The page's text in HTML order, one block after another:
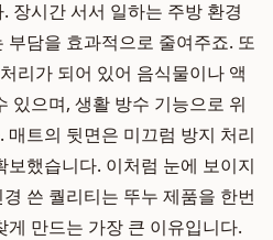
장시간 서서 일하는 주방 환경
부담을 효과적으로 줄여주죠. 또
리가 되어 있어 음식물이나 액
있으며, 생활 방수 기능으로 위
트의 뒷면은 미끄럼 방지 처리
했습니다. 이처럼 눈에 보이지
쓴 퀄리티는 뚜누 제품을 한번
만드는 가장 큰 이유입니다.